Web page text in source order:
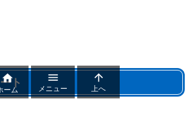
ト

ーム

メニュー

上へ